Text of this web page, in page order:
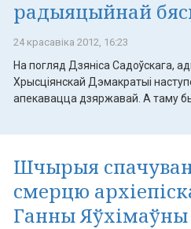
радыяцыйнай
24 красавіка 2012, 16:23
На погляд Дзяніса Садоўскага,
Хрысціянскай Дэмакратыі
апекавацца дзяржавай. А таму
Шчырыя
смерцю
Ганны